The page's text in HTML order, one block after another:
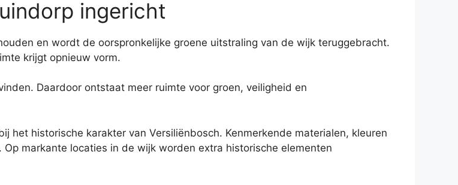
ingericht
en wordt de oorspronkelijke groene uitstraling van de wijk teruggebracht.
krijgt opnieuw vorm.
Daardoor ontstaat meer ruimte voor groen, veiligheid en
het historische karakter van Versiliënbosch. Kenmerkende materialen, kleuren
markante locaties in de wijk worden extra historische elementen